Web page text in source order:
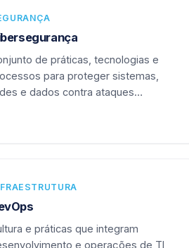
de práticas, tecnologias e
para proteger sistemas,
e dados contra ataques
e práticas que integram
e operações de TI